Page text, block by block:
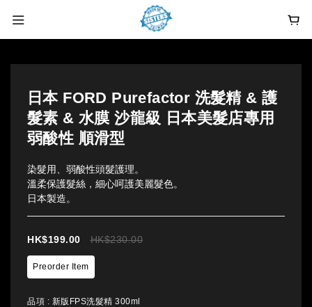
日本 FORD Purefactor 洗髮精 & 護
髮素 & 水膜 沙龍級 日本美髮店專用
弱酸性 順滑型
染髮用、弱酸性頭髮護理。
溫柔保護髮絲，細心呵護美麗髮色。
日本製造。
HK$230.00
HK$199.00
Preorder Item
品項 : 新版FPS洗髮精 300ml